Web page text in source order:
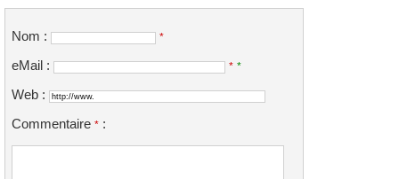
Nom : *
eMail : * *
Web :
Commentaire * :